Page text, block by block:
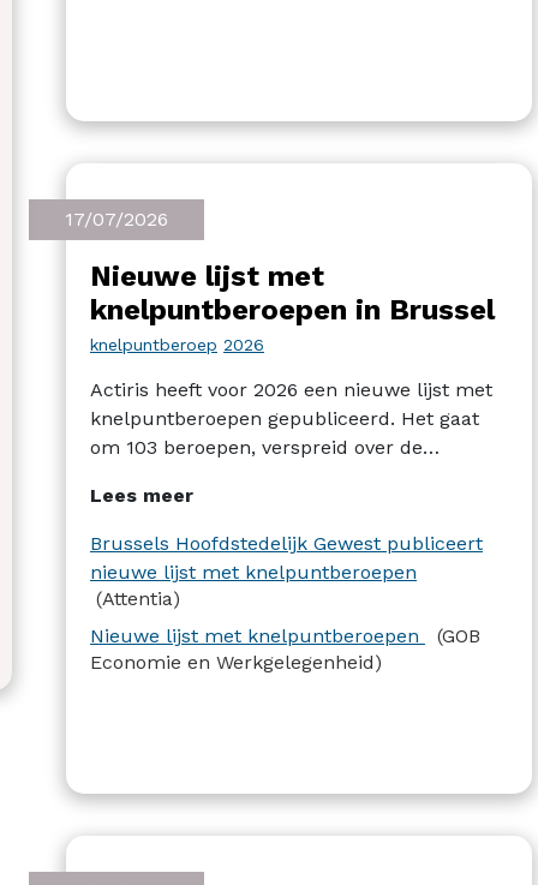
17/07/2026
Nieuwe lijst met
knelpuntberoepen in Brussel
knelpuntberoep 2026
Actiris heeft voor 2026 een nieuwe lijst met
knelpuntberoepen gepubliceerd. Het gaat
om 103 beroepen, verspreid over de
logistiek, administratie en IT. Het aantal
knelpuntberoepen in Brussel ligt lager dan
in Vlaanderen (227 beroepen) en Wallonië
(144).
Lees meer
Brussels Hoofdstedelijk Gewest publiceert
nieuwe lijst met knelpuntberoepen
(Attentia)
Nieuwe lijst met knelpuntberoepen
(GOB
Economie en Werkgelegenheid)